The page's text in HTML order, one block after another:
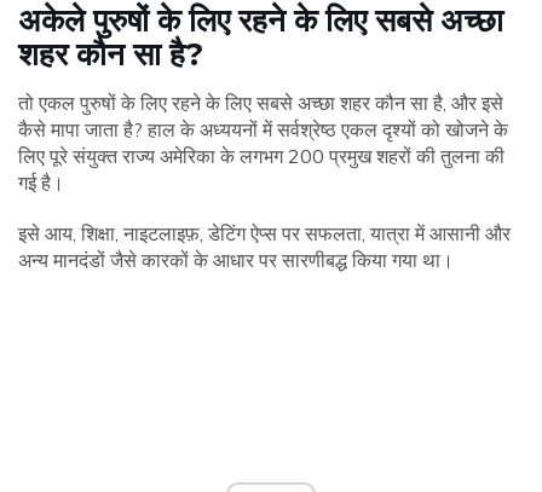
अकेले पुरुषों के लिए रहने के लिए सबसे अच्छा
शहर कौन सा है?
तो एकल पुरुषों के लिए रहने के लिए सबसे अच्छा शहर कौन सा है, और इसे
कैसे मापा जाता है? हाल के अध्ययनों में सर्वश्रेष्ठ एकल दृश्यों को खोजने के
लिए पूरे संयुक्त राज्य अमेरिका के लगभग 200 प्रमुख शहरों की तुलना की
गई है।
इसे आय, शिक्षा, नाइटलाइफ़, डेटिंग ऐप्स पर सफलता, यात्रा में आसानी और
अन्य मानदंडों जैसे कारकों के आधार पर सारणीबद्ध किया गया था।